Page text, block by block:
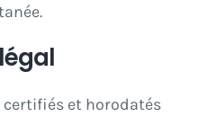
certifiés et horodatés